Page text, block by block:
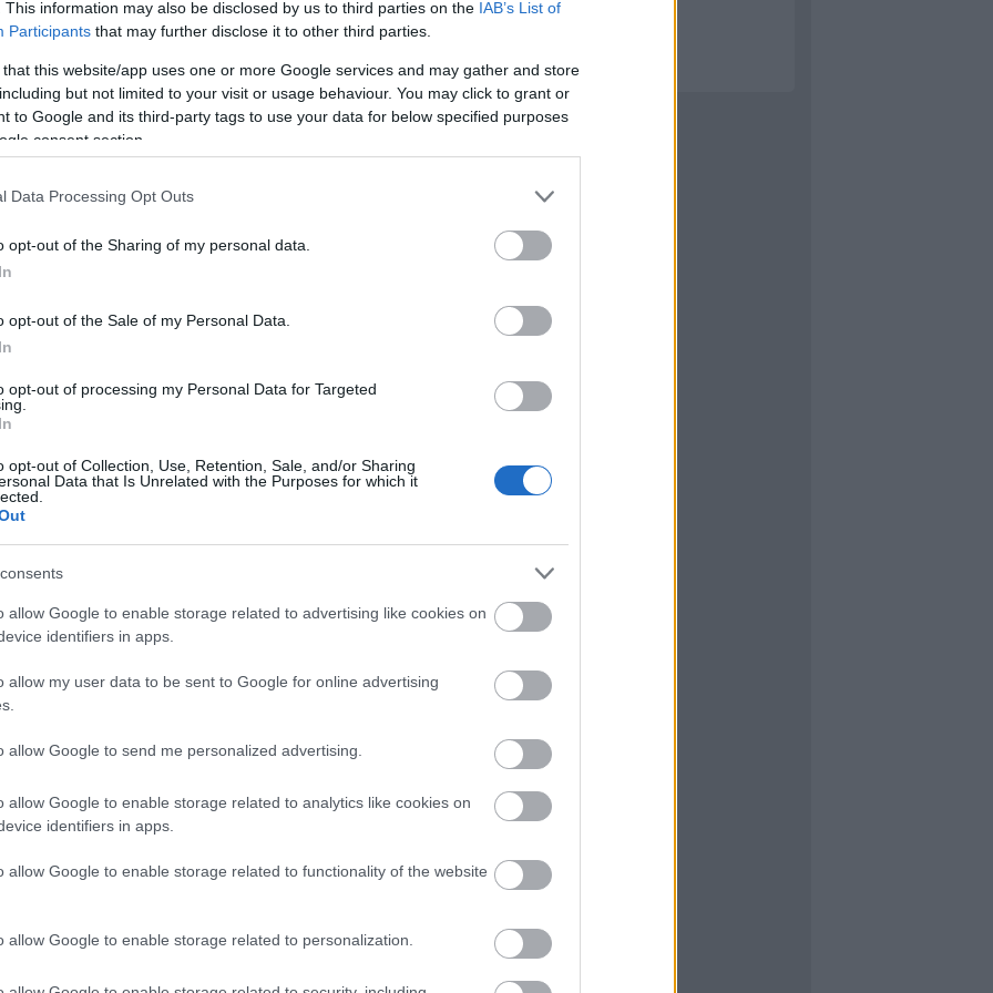
This information may also be disclosed by us to third parties on the IAB’s List of
Participants that may further disclose it to other third parties.
that this website/app uses one or more Google services and may gather and store
but not limited to your visit or usage behaviour. You may click to grant or
to Google and its third-party tags to use your data for below specified purposes
consent section.
Data Processing Opt Outs
opt-out of the Sharing of my personal data.
opt-out of the Sale of my Personal Data.
opt-out of processing my Personal Data for Targeted
opt-out of Collection, Use, Retention, Sale, and/or Sharing
Data that Is Unrelated with the Purposes for which it
allow Google to enable storage related to advertising like cookies on
identifiers in apps.
allow my user data to be sent to Google for online advertising
allow Google to send me personalized advertising.
allow Google to enable storage related to analytics like cookies on
identifiers in apps.
allow Google to enable storage related to functionality of the website
allow Google to enable storage related to personalization.
természetesen vannak érintkezési
pontjai a…
Tovább
Szólj hozzá!
2011. október 30. írta:Budapest Art Brut Galéria
A valóság képei a
Budapest Art Brut
nyílt a PsychArt24
készült képekből
október 25-én, a PsychArt24 művészeti
maratonon készült alkotásokból nyílt
alkotó 257 képet készített a
rendezvény 24 órája alatt. A kiállításon
2011. október 18.írta:Budapest Art Brut Galéria
október 1-én délig, 24 órán át lehetett
festeni, rajzolni a Moravcsik Alapítvány
szervezett "Psychart24 művészeti
2x2 fórumot az európai
németországi Münsterben, az Alexianer
Egyéb